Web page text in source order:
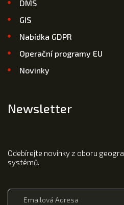
DMS
GIS
Nabídka GDPR
Operační programy EU
Novinky
Newsletter
Odebírejte novinky z oboru
systémů.